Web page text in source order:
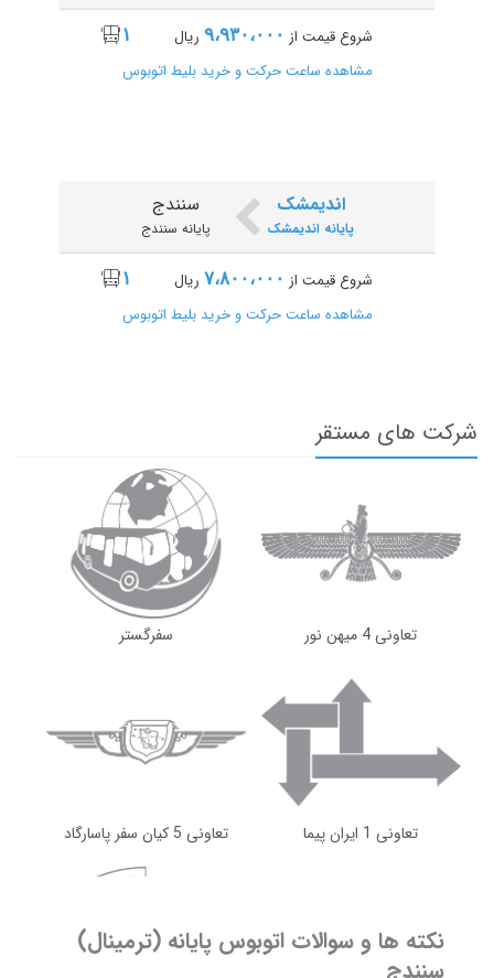
شروع قیمت از ۹،۹۳۰،۰۰۰ ریال ۱
مشاهده ساعت حرکت و خرید بلیط اتوبوس
اندیمشک
پایانه اندیمشک
سنندج
پایانه سنندج
شروع قیمت از ۷،۸۰۰،۰۰۰ ریال ۱
مشاهده ساعت حرکت و خرید بلیط اتوبوس
اهواز
پایانه سنندج
شروع قیمت از ۸،۵۰۰،۰۰۰ ریال ۱
مشاهده ساعت حرکت و خرید بلیط اتوبوس
پایانه سنندج
مشاهده ساعت حرکت و خرید بلیط اتوبوس
تهران
پایانه بیهقی (آرژانتین)
سنندج
پایانه سنندج
شرکت های مستقر
تعاونی 4 میهن نور سفرگستر
تعاونی 1 ایران پیما تعاونی 5 کیان سفر پاسارگاد
نکته ها و سوالات اتوبوس پایانه (ترمینال)
سنندج